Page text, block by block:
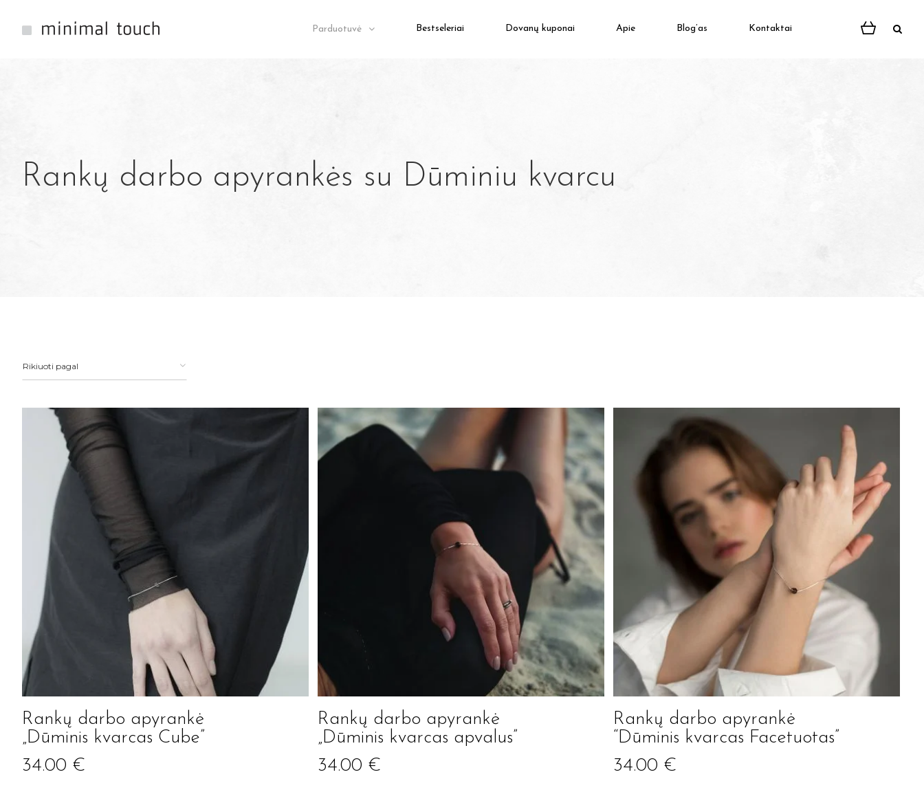
Parduotuvė Bestseleriai Dovanų kuponai Apie Blog’as Kontaktai
Rankų darbo apyrankės su Dūminiu kvarcu
Rikiuoti pagal
Rankų darbo apyrankė
„Dūminis kvarcas Cube”
34.00 €
Rankų darbo apyrankė
„Dūminis kvarcas apvalus”
34.00 €
Rankų darbo apyrankė
“Dūminis kvarcas Facetuotas”
34.00 €
Jūsų el. paštas